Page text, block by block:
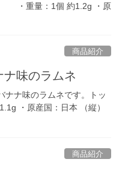
・重量：1個 約1.2g ・原
商品紹介
味のラムネ
ナ味のラムネです。トッ
・原産国：日本 （縦）
商品紹介